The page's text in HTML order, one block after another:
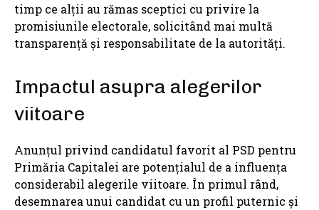
timp ce alții au rămas sceptici cu privire la
promisiunile electorale, solicitând mai multă
transparență și responsabilitate de la autorități.
Impactul asupra alegerilor
viitoare
Anunțul privind candidatul favorit al PSD pentru
Primăria Capitalei are potențialul de a influența
considerabil alegerile viitoare. În primul rând,
desemnarea unui candidat cu un profil puternic și